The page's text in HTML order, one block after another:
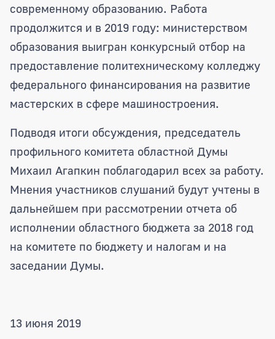
современному образованию. Работа
продолжится и в 2019 году: министерством
образования выигран конкурсный отбор на
предоставление политехническому колледжу
федерального финансирования на развитие
мастерских в сфере машиностроения.
Подводя итоги обсуждения, председатель
профильного комитета областной Думы
Михаил Агапкин поблагодарил всех за работу.
Мнения участников слушаний будут учтены в
дальнейшем при рассмотрении отчета об
исполнении областного бюджета за 2018 год
на комитете по бюджету и налогам и на
заседании Думы.
13 июня 2019